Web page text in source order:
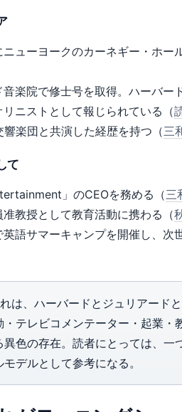
ューヨークのカーネギー・ホー
音楽院で修士号を取得。ハーバー
リニストとして報じられている（
響楽団と共演した経歴を持つ（三
て
」のCEOを務める（三
教授として教育活動に携わる（
語サマーキャンプを開催し、次
は、ハーバードとジュリアード
・テレビコメンテーター・起業・
異色の存在。読者にとっては、一
デルとして参考になる。